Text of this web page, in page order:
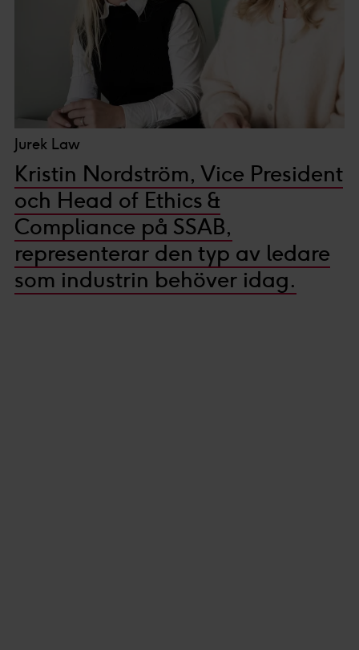
Jurek Law
Kristin Nordström, Vice President
och Head of Ethics &
Compliance på SSAB,
representerar den typ av ledare
som industrin behöver idag.